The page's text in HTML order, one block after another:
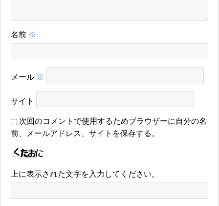
名前 ※
メール ※
サイト
次回のコメントで使用するためブラウザーに自分の名
前、メールアドレス、サイトを保存する。
上に表示された文字を入力してください。